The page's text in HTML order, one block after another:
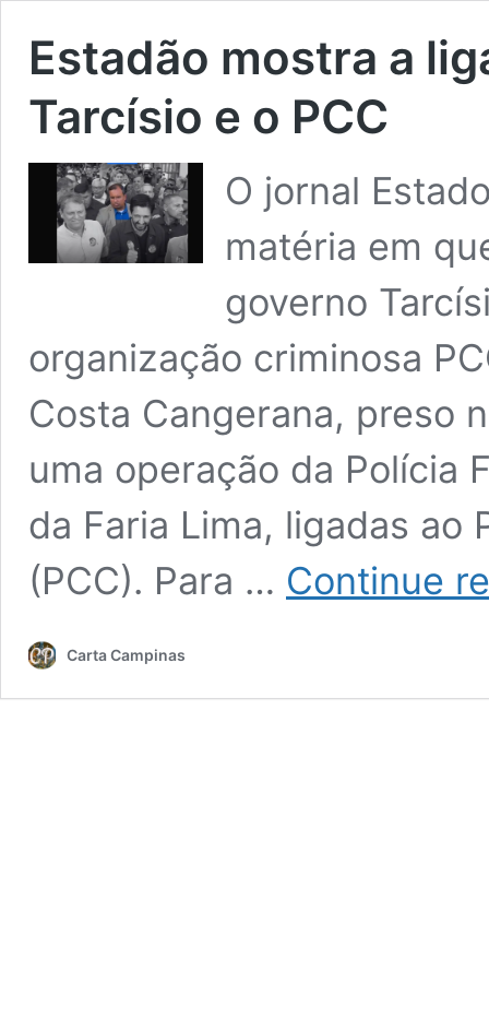
Estadão mostra a
Tarcísio e o PCC
O jornal
matéria em
governo
organização criminosa
Costa Cangerana, preso
uma operação da Polícia
da Faria Lima, ligadas ao
(PCC). Para … Continue
Carta Campinas